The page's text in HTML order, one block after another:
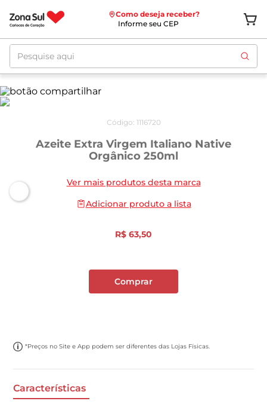
Como deseja receber?
Informe seu CEP
Pesquise aqui
Código: 1116720
Azeite Extra Virgem Italiano Native
Orgânico 250ml
Ver mais produtos desta marca
Adicionar produto a lista
R$ 63,50
Comprar
*Preços no Site e App podem ser diferentes das Lojas Físicas.
Características